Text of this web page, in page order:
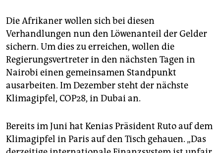
Die Afrikaner wollen sich bei diesen
Verhandlungen nun den Löwenanteil der Gelder
sichern. Um dies zu erreichen, wollen die
Regierungsvertreter in den nächsten Tagen in
Nairobi einen gemeinsamen Standpunkt
ausarbeiten. Im Dezember steht der nächste
Klimagipfel, COP28, in Dubai an.
Bereits im Juni hat Kenias Präsident Ruto auf dem
Klimagipfel in Paris auf den Tisch gehauen. „Das